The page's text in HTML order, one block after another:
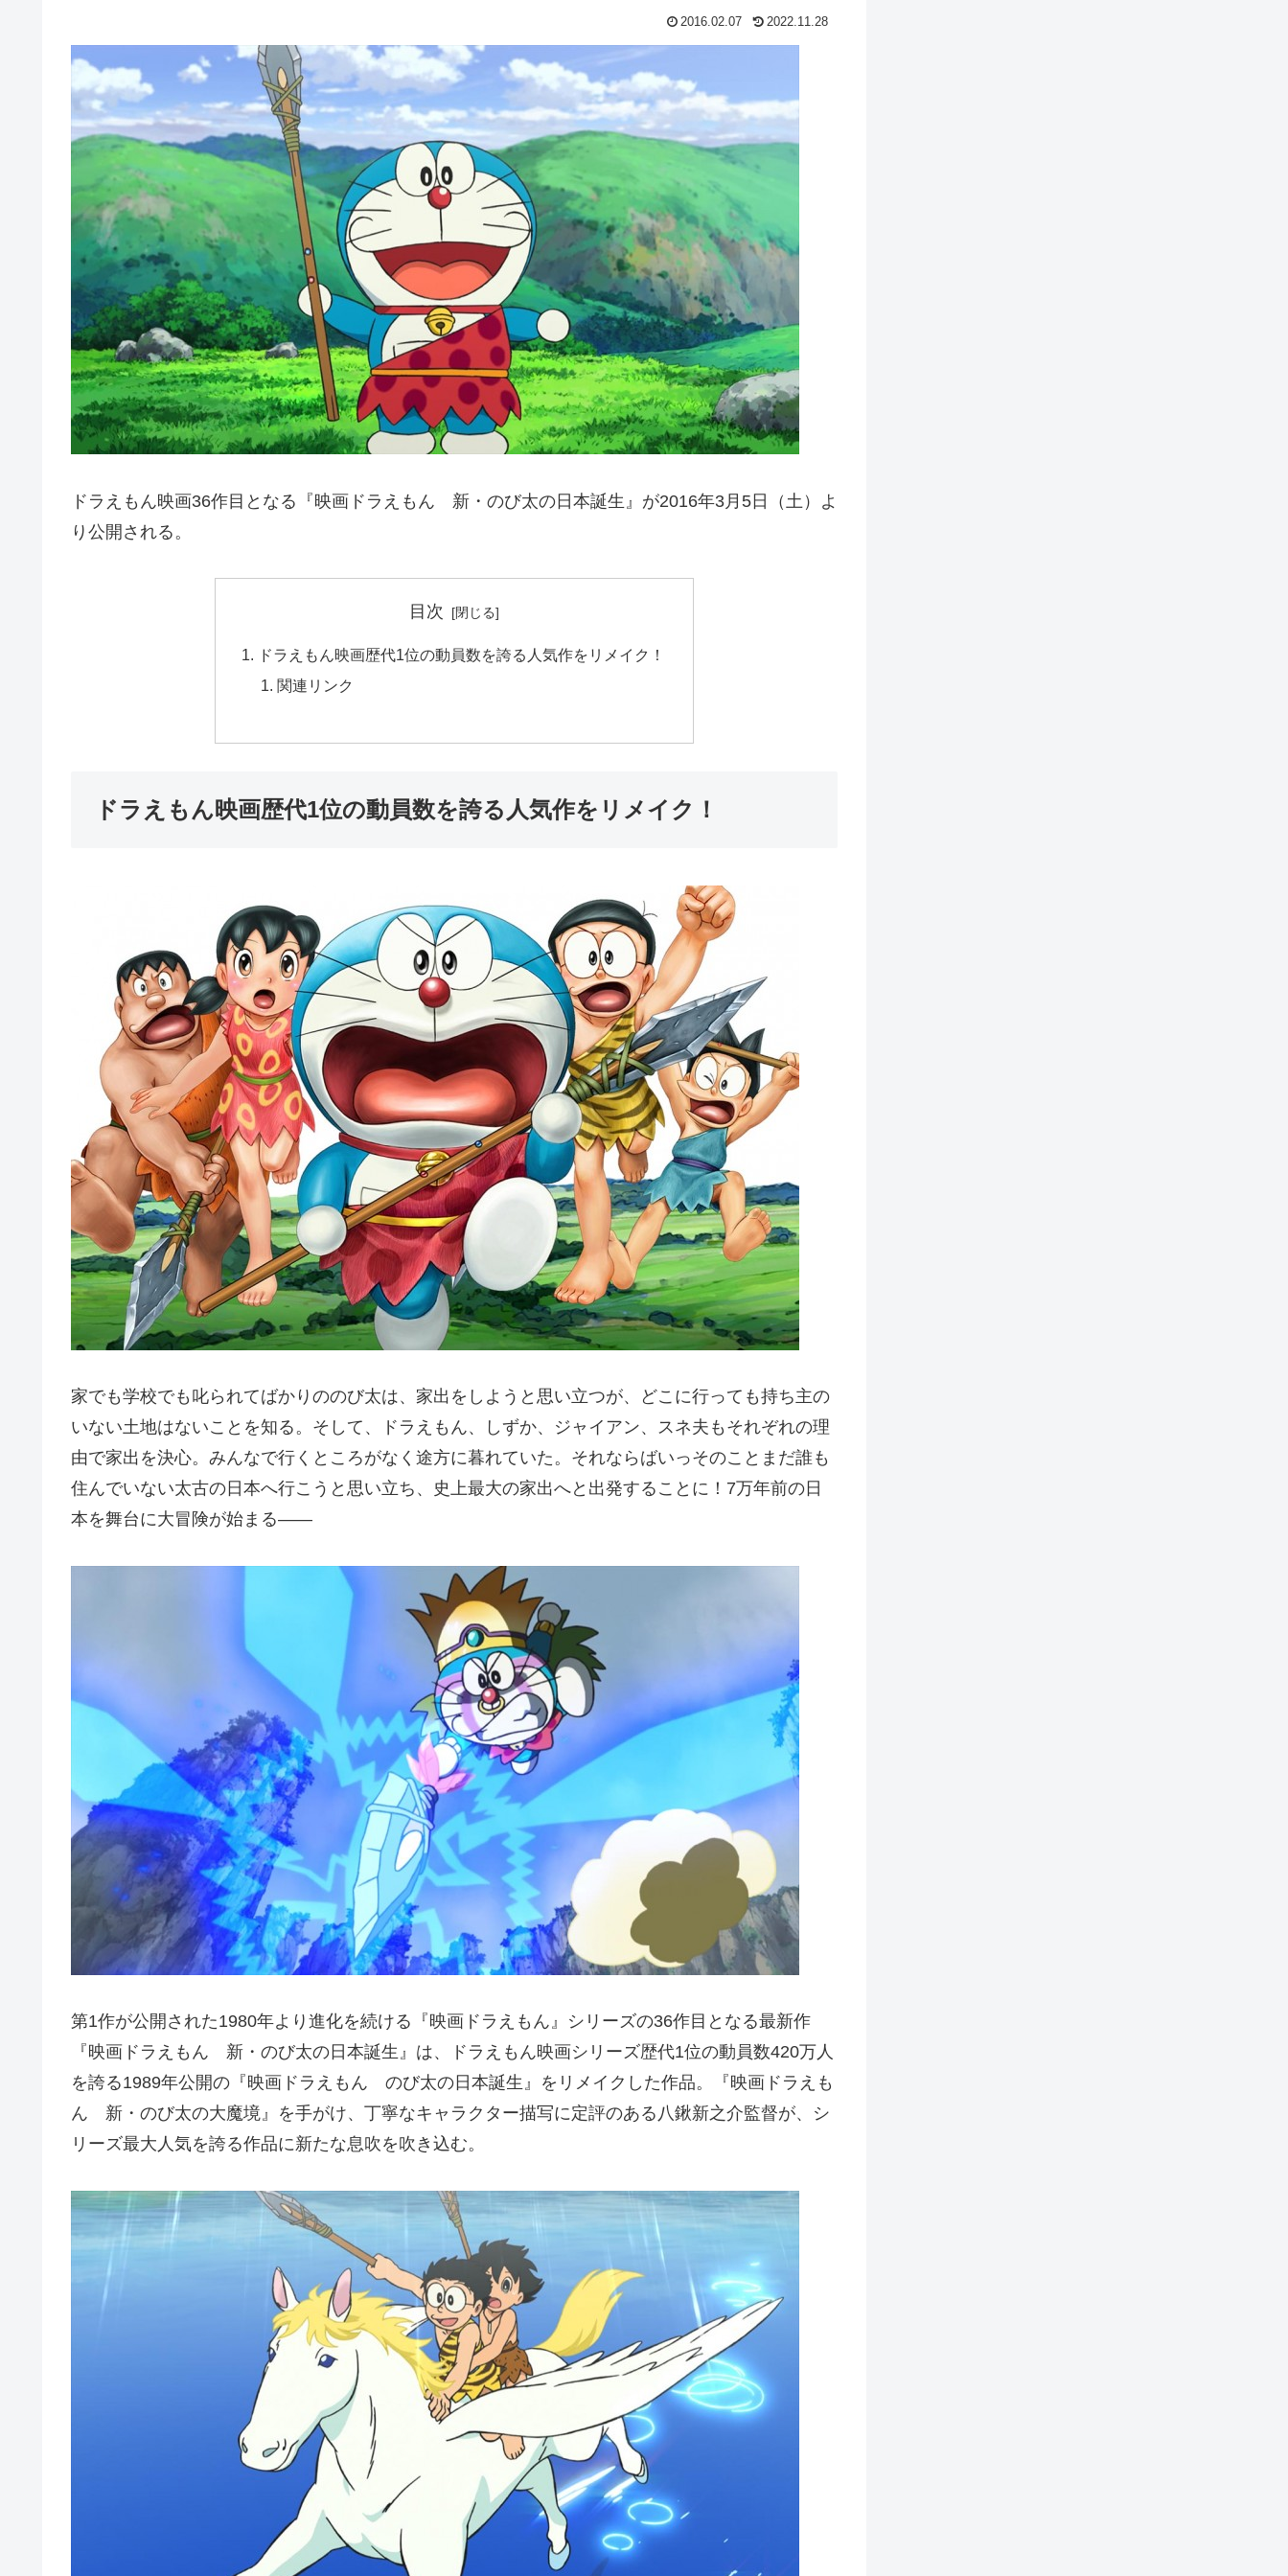
2016.02.07 2022.11.28
ドラえもん映画36作目となる『映画ドラえもん 新・のび太の日本誕生』が2016年3月5日（土）よ
り公開される。
目次
ドラえもん映画歴代1位の動員数を誇る人気作をリメイク！
関連リンク
ドラえもん映画歴代1位の動員数を誇る人気作をリメイク！
家でも学校でも叱られてばかりののび太は、家出をしようと思い立つが、どこに行っても持ち主の
いない土地はないことを知る。そして、ドラえもん、しずか、ジャイアン、スネ夫もそれぞれの理
由で家出を決心。みんなで行くところがなく途方に暮れていた。それならばいっそのことまだ誰も
住んでいない太古の日本へ行こうと思い立ち、史上最大の家出へと出発することに！7万年前の日
本を舞台に大冒険が始まる――
第1作が公開された1980年より進化を続ける『映画ドラえもん』シリーズの36作目となる最新作
『映画ドラえもん 新・のび太の日本誕生』は、ドラえもん映画シリーズ歴代1位の動員数420万人
を誇る1989年公開の『映画ドラえもん のび太の日本誕生』をリメイクした作品。『映画ドラえも
ん 新・のび太の大魔境』を手がけ、丁寧なキャラクター描写に定評のある八鍬新之介監督が、シ
リーズ最大人気を誇る作品に新たな息吹を吹き込む。